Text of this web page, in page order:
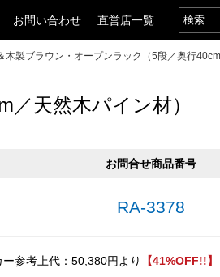
お問い合わせ 直営店一覧
木製ブラウン・オープンラック（5段／奥行40cm
天然木パイン材）
お問合せ商品番号
RA-3378
ー参考上代：50,380円より
【41%OFF!!】